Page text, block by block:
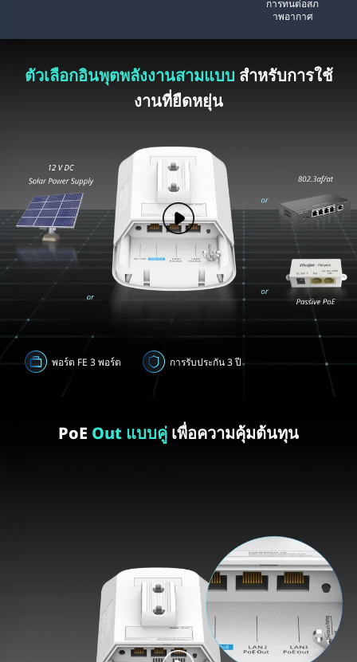
การทนต่อสภ
าพอากาศ
ตัวเลือกอินพุตพลังงานสามแบบ สำหรับการใช้
งานที่ยืดหยุ่น
พอร์ต FE 3 พอร์ต การรับประกัน 3 ปี
PoE Out แบบคู่ เพื่อความคุ้มต้นทุน